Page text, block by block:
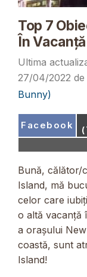
Top 7
În
27/04/2022 de
Bunny)
Share
Facebook
Bună, călător/
Island, mă
celor care
o altă vacanță
a orașului
coastă, sunt
Island!